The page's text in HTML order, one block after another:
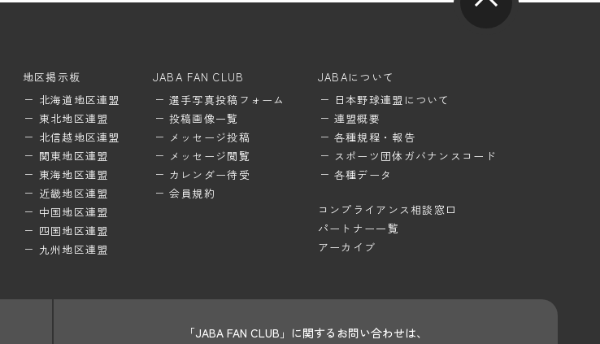
地区掲示板
北海道地区連盟
東北地区連盟
北信越地区連盟
関東地区連盟
東海地区連盟
近畿地区連盟
中国地区連盟
四国地区連盟
九州地区連盟
JABA FAN CLUB
選手写真投稿フォーム
投稿画像一覧
メッセージ投稿
メッセージ閲覧
カレンダー待受
会員規約
JABAについて
日本野球連盟について
連盟概要
各種規程・報告
スポーツ団体ガバナンスコード
各種データ
コンプライアンス相談窓口
パートナー一覧
アーカイブ
「JABA FAN CLUB」に関するお問い合わせは、